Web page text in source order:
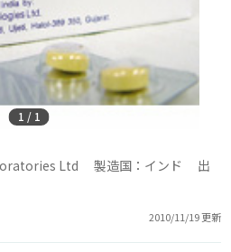
1 / 1
Ltd 製造国：インド 出
2010/11/19 更新